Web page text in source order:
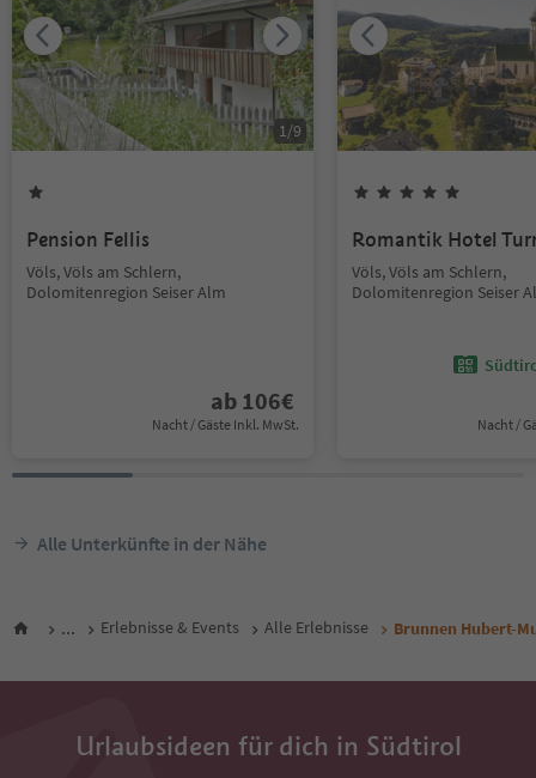
1/9
Pension Fellis
Völs, Völs am Schlern,
Dolomitenregion Seiser Alm
ab 106€
Nacht / Gäste Inkl. MwSt.
Romantik Hotel
Völs, Völs am Schlern,
Dolomitenregion Seiser
Nacht /
Alle Unterkünfte in der Nähe
... Erlebnisse & Events Alle Erlebnisse Brunnen Hubert-
Urlaubsideen für dich in Südtirol